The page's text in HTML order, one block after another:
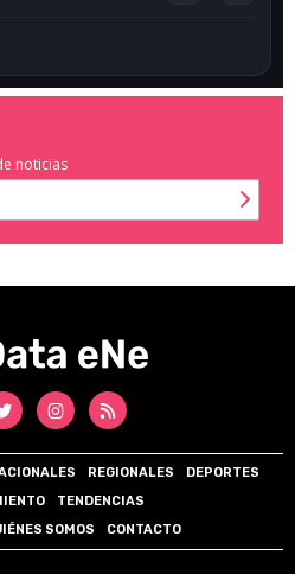
noticias
REGIONALES
DEPORTES
TENDENCIAS
SOMOS CONTACTO